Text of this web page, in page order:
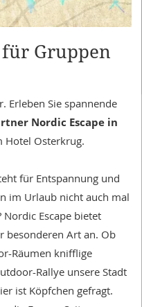
für Gruppen
Erleben Sie spannende
Nordic Escape in
Hotel Osterkrug.
für Entspannung und
im Urlaub nicht auch mal
Nordic Escape bietet
besonderen Art an. Ob
Räumen knifflige
Rallye unsere Stadt
ist Köpfchen gefragt.